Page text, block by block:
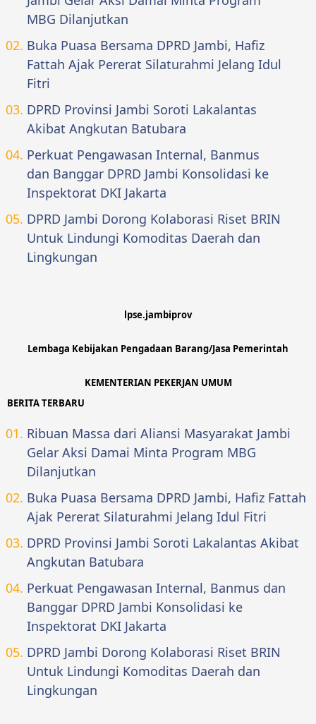
MBG Dilanjutkan
Buka Puasa Bersama DPRD Jambi, Hafiz
Fattah Ajak Pererat Silaturahmi Jelang Idul
Fitri
DPRD Provinsi Jambi Soroti Lakalantas
Akibat Angkutan Batubara
Perkuat Pengawasan Internal, Banmus
dan Banggar DPRD Jambi Konsolidasi ke
Inspektorat DKI Jakarta
DPRD Jambi Dorong Kolaborasi Riset BRIN
Untuk Lindungi Komoditas Daerah dan
Lingkungan
lpse.jambiprov
Lembaga Kebijakan Pengadaan Barang/Jasa Pemerintah
KEMENTERIAN PEKERJAN UMUM
BERITA TERBARU
Ribuan Massa dari Aliansi Masyarakat Jambi
Gelar Aksi Damai Minta Program MBG
Dilanjutkan
Buka Puasa Bersama DPRD Jambi, Hafiz Fattah
Ajak Pererat Silaturahmi Jelang Idul Fitri
DPRD Provinsi Jambi Soroti Lakalantas Akibat
Angkutan Batubara
Perkuat Pengawasan Internal, Banmus dan
Banggar DPRD Jambi Konsolidasi ke
Inspektorat DKI Jakarta
DPRD Jambi Dorong Kolaborasi Riset BRIN
Untuk Lindungi Komoditas Daerah dan
Lingkungan